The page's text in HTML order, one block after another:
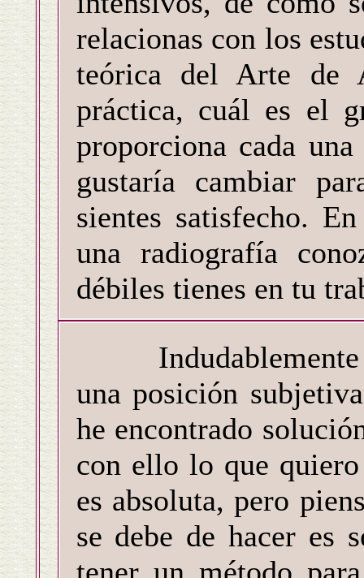
relacionas con los
teórica del Arte de
práctica, cuál es el
proporciona cada
gustaría cambiar
sientes satisfecho.
una radiografía
débiles tienes en tu
Indudablemente
una posición
he encontrado
con ello lo que
es absoluta, pero
se debe de hacer es